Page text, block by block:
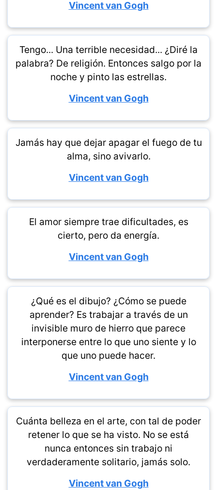
Vincent van Gogh
Tengo... Una terrible necesidad... ¿Diré la
palabra? De religión. Entonces salgo por la
noche y pinto las estrellas.
Vincent van Gogh
Jamás hay que dejar apagar el fuego de tu
alma, sino avivarlo.
Vincent van Gogh
El amor siempre trae dificultades, es
cierto, pero da energía.
Vincent van Gogh
¿Qué es el dibujo? ¿Cómo se puede
aprender? Es trabajar a través de un
invisible muro de hierro que parece
interponerse entre lo que uno siente y lo
que uno puede hacer.
Vincent van Gogh
Cuánta belleza en el arte, con tal de poder
retener lo que se ha visto. No se está
nunca entonces sin trabajo ni
verdaderamente solitario, jamás solo.
Vincent van Gogh